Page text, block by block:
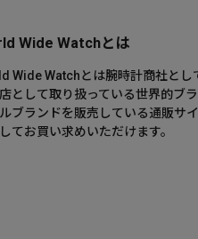
Wide Watchとは
Wide Watchとは腕時計商社とし
として取り扱っている世界的ブ
ブランドを販売している通販サイ
てお買い求めいただけます。